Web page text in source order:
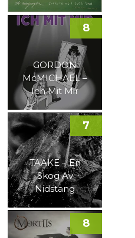
GORDON
McMICHAEL –
Ich Mit Mir
8
TAAKE – En
Skog Av
Nidstang
7
8